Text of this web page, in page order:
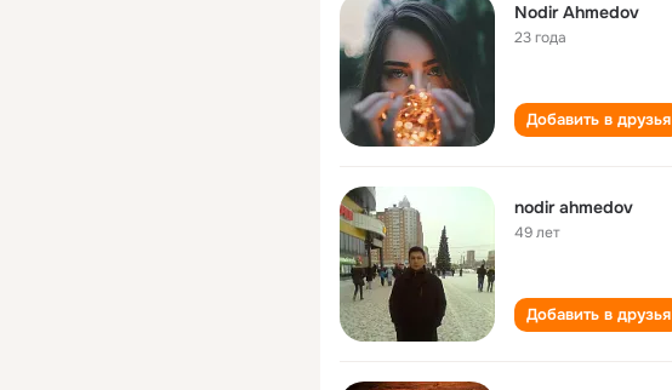
Nodir Ahmedov
23 года
Добавить в друзья
nodir ahmedov
49 лет
Добавить в друзья